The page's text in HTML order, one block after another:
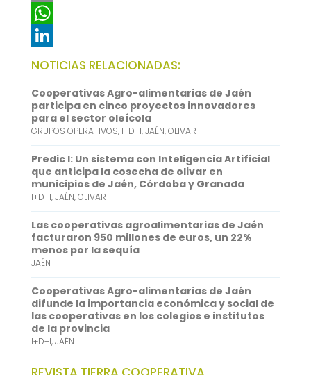
c
e
b
o
o
k
w
t
t
e
r
E
m
a
i
l
W
h
a
t
s
A
p
p
L
i
n
k
e
d
I
n
NOTICIAS RELACIONADAS:
Cooperativas Agro-alimentarias de Jaén
participa en cinco proyectos innovadores
para el sector oleícola
GRUPOS OPERATIVOS, I+D+I,JAÉN,OLIVAR
Predic I: Un sistema con Inteligencia Artificial
que anticipa la cosecha de olivar en
municipios de Jaén, Córdoba y Granada
I+D+I,JAÉN,OLIVAR
Las cooperativas agroalimentarias de Jaén
facturaron 950 millones de euros, un 22%
menos por la sequía
JAÉN
Cooperativas Agro-alimentarias de Jaén
difunde la importancia económica y social de
las cooperativas en los colegios e institutos
de la provincia
I+D+I,JAÉN